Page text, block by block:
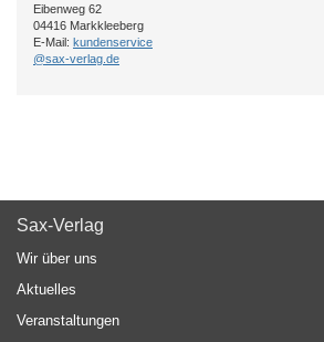
Eibenweg 62
04416 Markkleeberg
E-Mail: kundenservice
@sax-verlag.de
Sax-Verlag
Wir über uns
Aktuelles
Veranstaltungen